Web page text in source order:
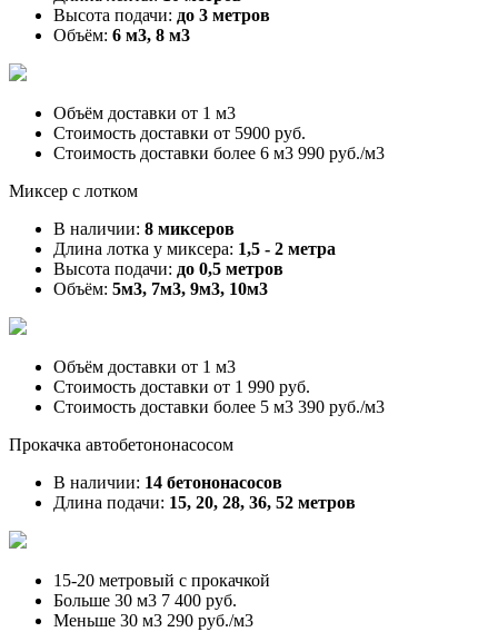
Высота подачи: до 3 метров
Объём: 6 м3, 8 м3
Объём доставки от 1 м3
Стоимость доставки от 5900 руб.
Стоимость доставки более 6 м3 990 руб./м3
Миксер с лотком
В наличии: 8 миксеров
Длина лотка у миксера: 1,5 - 2 метра
Высота подачи: до 0,5 метров
Объём: 5м3, 7м3, 9м3, 10м3
Объём доставки от 1 м3
Стоимость доставки от 1 990 руб.
Стоимость доставки более 5 м3 390 руб./м3
Прокачка автобетононасосом
В наличии: 14 бетононасосов
Длина подачи: 15, 20, 28, 36, 52 метров
15-20 метровый с прокачкой
Больше 30 м3 7 400 руб.
Меньше 30 м3 290 руб./м3